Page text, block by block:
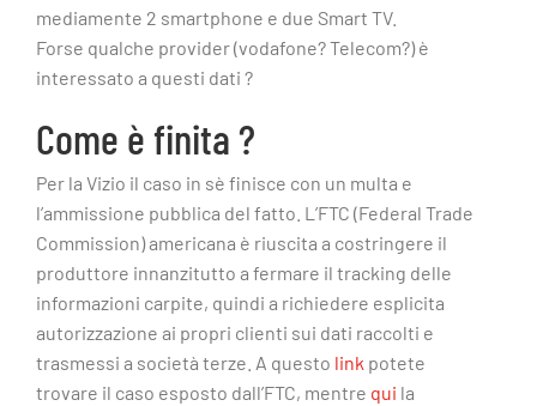
mediamente 2 smartphone e due Smart TV.
Forse qualche provider (vodafone? Telecom?) è
interessato a questi dati ?
Come è finita ?
Per la Vizio il caso in sè finisce con un multa e
l’ammissione pubblica del fatto. L’FTC (Federal Trade
Commission) americana è riuscita a costringere il
produttore innanzitutto a fermare il tracking delle
informazioni carpite, quindi a richiedere esplicita
autorizzazione ai propri clienti sui dati raccolti e
trasmessi a società terze. A questo link potete
trovare il caso esposto dall’FTC, mentre qui la